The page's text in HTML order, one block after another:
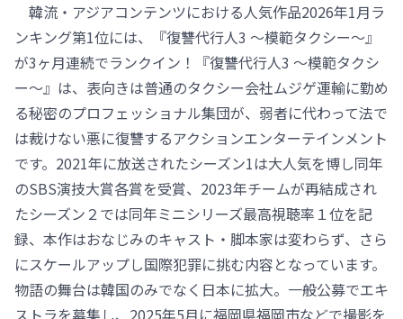
韓流・アジアコンテンツにおける人気作品2026年1月ラ
ンキング第1位には、『復讐代行人3 ～模範タクシー～』
が3ヶ月連続でランクイン！『復讐代行人3 ～模範タクシ
ー～』は、表向きは普通のタクシー会社ムジゲ運輸に勤め
る秘密のプロフェッショナル集団が、弱者に代わって法で
は裁けない悪に復讐するアクションエンターテインメント
です。2021年に放送されたシーズン1は大人気を博し同年
のSBS演技大賞各賞を受賞、2023年チームが再結成され
たシーズン２では同年ミニシリーズ最高視聴率１位を記
録、本作はおなじみのキャスト・脚本家は変わらず、さら
にスケールアップし国際犯罪に挑む内容となっています。
物語の舞台は韓国のみでなく日本に拡大。一般公募でエキ
ストラを募集し、2025年5月に福岡県福岡市などで撮影を